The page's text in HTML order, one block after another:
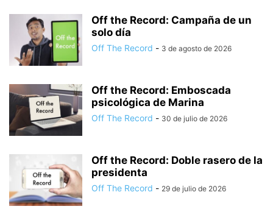
Off the Record: Campaña de un
solo día
Off The Record - 3 de agosto de 2026
Off the Record: Emboscada
psicológica de Marina
Off The Record - 30 de julio de 2026
Off the Record: Doble rasero de la
presidenta
Off The Record - 29 de julio de 2026